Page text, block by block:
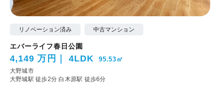
リノベーション済み 中古マンション
エバーライフ春日公園
4,149 万円 4LDK 95.53㎡
大野城市
大野城駅 徒歩2分 白木原駅 徒歩6分